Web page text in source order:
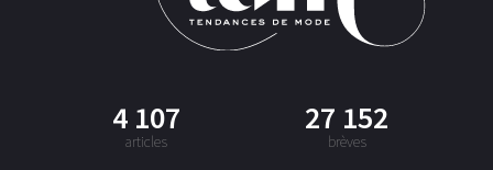
4 107
articles
27 152
brèves